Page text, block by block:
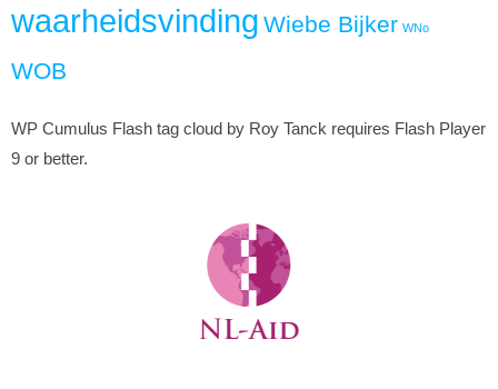
waarheidsvinding Wiebe Bijker WNo
WOB
WP Cumulus Flash tag cloud by Roy Tanck requires Flash Player
9 or better.